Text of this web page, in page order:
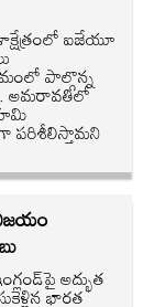
ఐజేయూ
పాల్గొన్న
అమరావతిలో
పరిశీలిస్తామని
అద్భుత
భారత